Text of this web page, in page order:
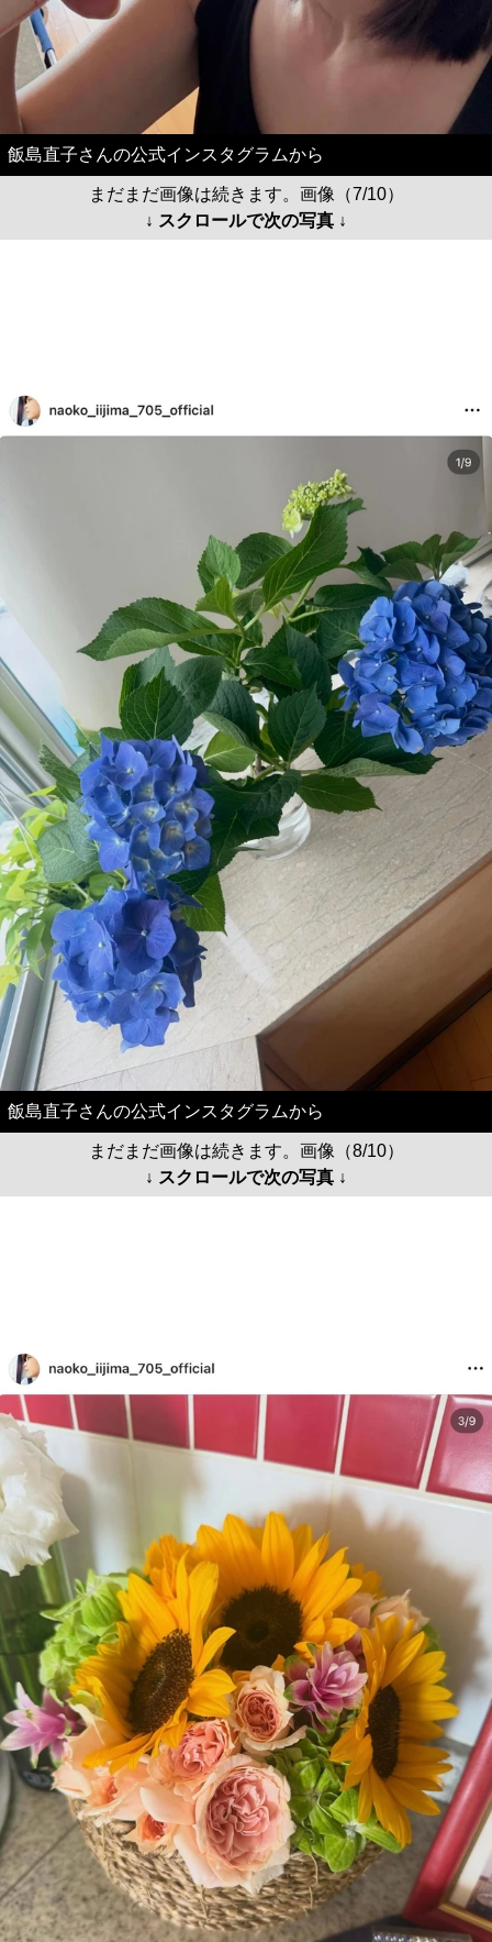
飯島直子さんの公式インスタグラムから
まだまだ画像は続きます。画像（7/10）
↓ スクロールで次の写真 ↓
飯島直子さんの公式インスタグラムから
まだまだ画像は続きます。画像（8/10）
↓ スクロールで次の写真 ↓